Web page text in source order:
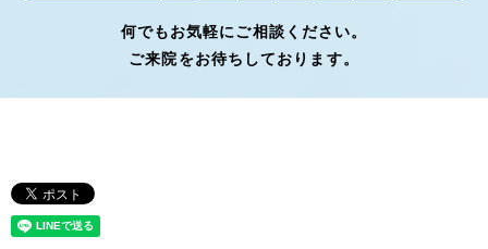
何でもお気軽にご相談ください。
ご来院をお待ちしております。